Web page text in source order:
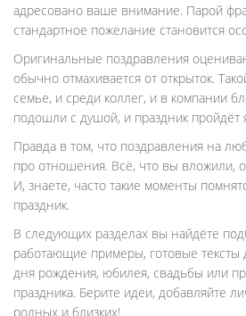
адресовано ваше внимание. Парой
стандартное пожелание становится
Оригинальные поздравления
обычно отмахивается от открыток.
семье, и среди коллег, и в компании
подошли с душой, и праздник пройдёт
Правда в том, что поздравления на
про отношения. Всё, что вы вложили,
И, знаете, часто такие моменты
праздник.
В следующих разделах вы найдёте
работающие примеры, готовые
дня рождения, юбилея, свадьбы или
праздника. Берите идеи, добавляйте
родных и близких!